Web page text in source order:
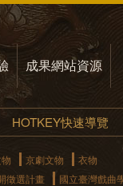
成果網站資源
HOTKEY快速導覽
京劇文物
衣物
徵選計畫 國立臺灣戲曲